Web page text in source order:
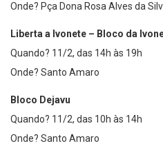
Onde? Pça Dona Rosa Alves da
Liberta a Ivonete – Bloco da
Quando? 11/2, das 14h às 19h
Onde? Santo Amaro
Bloco Dejavu
Quando? 11/2, das 10h às 14h
Onde? Santo Amaro